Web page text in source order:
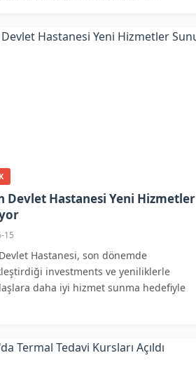
Devlet Hastanesi Yeni Hizmetler
15
Hastanesi, son dönemde
investments ve yeniliklerle
daha iyi hizmet sunma hedefiyle